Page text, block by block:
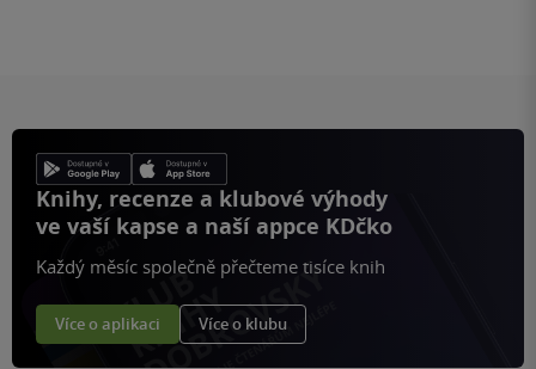
Knihy, recenze a klubové výhody
ve vaší kapse a naší appce KDčko
Každý měsíc společně přečteme tisíce knih
Více o aplikaci Více o klubu